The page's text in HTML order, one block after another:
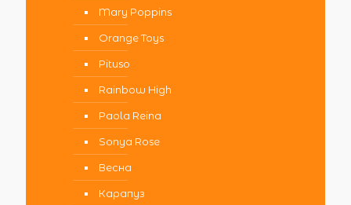
Mary Poppins
Orange Toys
Pituso
Rainbow High
Paola Reina
Sonya Rose
Весна
Карапуз